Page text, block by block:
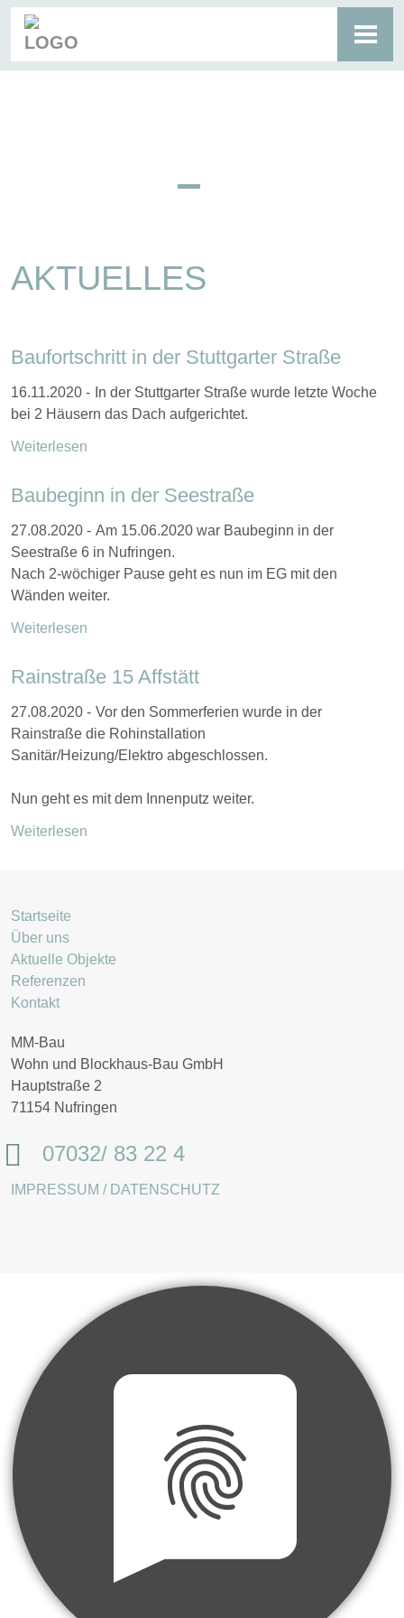
Zum
Hauptinhalt
springen
AKTUELLES
Baufortschritt in der Stuttgarter Straße
16.11.2020 - In der Stuttgarter Straße wurde letzte Woche
bei 2 Häusern das Dach aufgerichtet.
Weiterlesen
Baubeginn in der Seestraße
27.08.2020 - Am 15.06.2020 war Baubeginn in der
Seestraße 6 in Nufringen.
Nach 2-wöchiger Pause geht es nun im EG mit den
Wänden weiter.
Weiterlesen
Rainstraße 15 Affstätt
27.08.2020 - Vor den Sommerferien wurde in der
Rainstraße die Rohinstallation
Sanitär/Heizung/Elektro abgeschlossen.
Nun geht es mit dem Innenputz weiter.
Weiterlesen
Startseite
Über uns
Aktuelle Objekte
Referenzen
Kontakt
MM-Bau
Wohn und Blockhaus-Bau GmbH
Hauptstraße 2
71154 Nufringen
07032/ 83 22 4
IMPRESSUM / DATENSCHUTZ